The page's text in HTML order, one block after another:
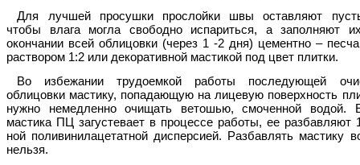
Для лучшей просушки прослойки швы оставляют
чтобы влага могла свободно испариться, а заполняют
окончании всей облицовки (через 1 -2 дня) цементно –
раствором 1:2 или декоративной мастикой под цвет плитки.
Во избежании трудоемкой работы последующей
облицовки мастику, попадающую на лицевую поверхность
нужно немедленно очищать ветошью, смоченной водой.
мастика ПЦ загустевает в процессе работы, ее разбавляют
ной поливинилацетатной дисперсией. Разбавлять мастику
нельзя.